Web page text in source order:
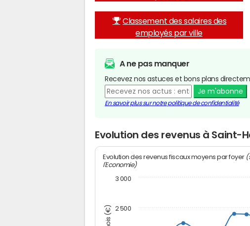
Classement des salaires des
employés par ville
A ne pas manquer
Recevez nos astuces et bons plans
Je m'abonne
En savoir plus sur notre politique de confidentialité
Evolution des revenus à Saint-
Evolution des revenus fiscaux moyens par foyer
l'Economie)
2 500
3 000